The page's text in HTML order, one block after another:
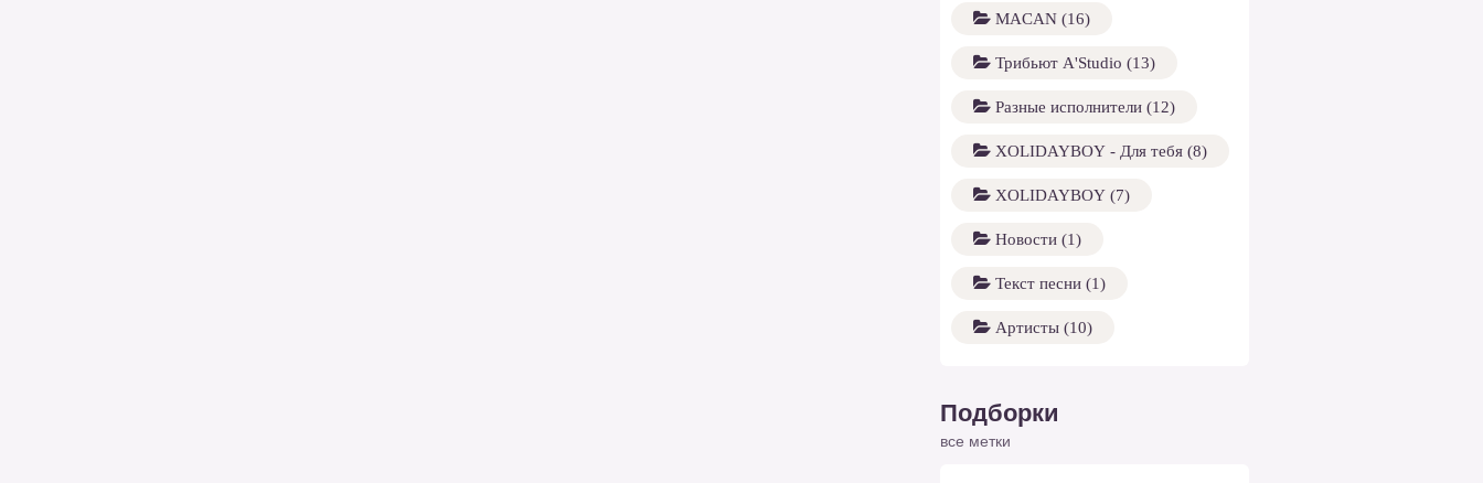
MACAN (16)
Трибьют A'Studio (13)
Разные исполнители (12)
XOLIDAYBOY - Для тебя (8)
XOLIDAYBOY (7)
Новости (1)
Текст песни (1)
Артисты (10)
Подборки
все метки